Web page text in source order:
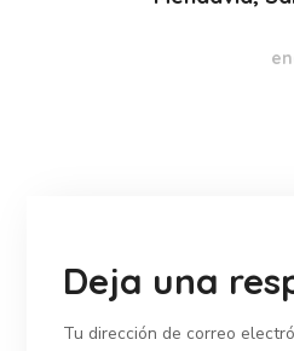
Deja una
Tu dirección de correo